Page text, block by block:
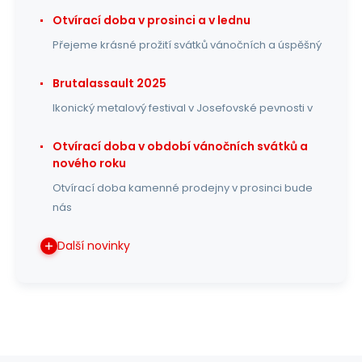
Otvírací doba v prosinci a v lednu
Přejeme krásné prožití svátků vánočních a úspěšný
Brutalassault 2025
Ikonický metalový festival v Josefovské pevnosti v
Otvírací doba v období vánočních svátků a
nového roku
Otvírací doba kamenné prodejny v prosinci bude
nás
Další novinky